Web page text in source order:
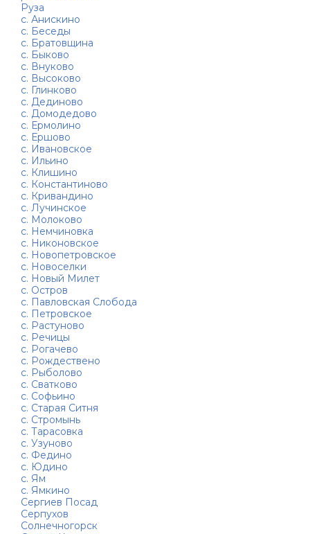
Руза
с. Анискино
с. Беседы
с. Братовщина
с. Быково
с. Внуково
с. Высоково
с. Глинково
с. Дединово
с. Домодедово
с. Ермолино
с. Ершово
с. Ивановское
с. Ильино
с. Клишино
с. Константиново
с. Кривандино
с. Лучинское
с. Молоково
с. Немчиновка
с. Никоновское
с. Новопетровское
с. Новоселки
с. Новый Милет
с. Остров
с. Павловская Слобода
с. Петровское
с. Растуново
с. Речицы
с. Рогачево
с. Рождествено
с. Рыболово
с. Сватково
с. Софьино
с. Старая Ситня
с. Стромынь
с. Тарасовка
с. Узуново
с. Федино
с. Юдино
с. Ям
с. Ямкино
Сергиев Посад
Серпухов
Солнечногорск